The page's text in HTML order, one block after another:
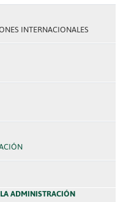
INTERNACIONALES
ADMINISTRACIÓN